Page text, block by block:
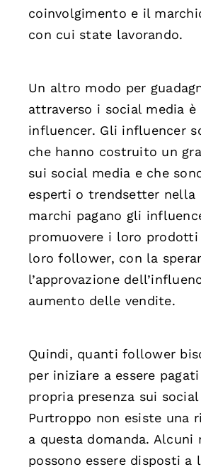
coinvolgimento e il
con cui state lavorando.
Un altro modo per
attraverso i social media è
influencer. Gli influencer
che hanno costruito un
sui social media e che
esperti o trendsetter nella
marchi pagano gli
promuovere i loro prodotti
loro follower, con la
l’approvazione
aumento delle vendite.
Quindi, quanti follower
per iniziare a essere
propria presenza sui social
Purtroppo non esiste una
a questa domanda. Alcuni
possono essere disposti a